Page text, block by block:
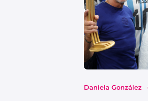
Daniela González